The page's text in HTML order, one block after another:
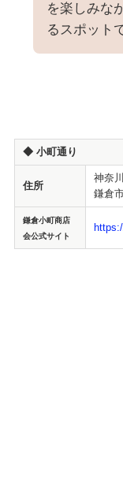
を楽しみな
るスポット
◆小町通り
住所
神奈
鎌倉
鎌倉小町商店
会公式サイト